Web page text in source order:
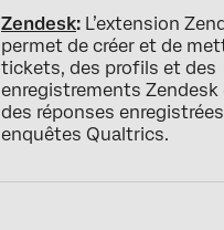
Zendesk: L’extension
permet de créer et de
tickets, des profils et des
enregistrements
des réponses
enquêtes Qualtrics.